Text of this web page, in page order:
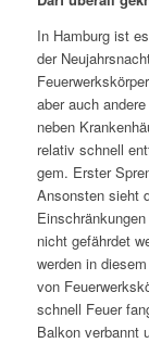
In Hamburg ist
der
aber auch
neben
relativ schnell
gem. Erster
Ansonsten sieht
nicht gefährdet
werden in
von
schnell Feuer
Balkon verbannt